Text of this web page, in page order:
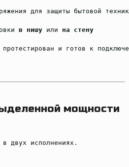
для защиты бытовой
в нишу или на стену
и готов к
мощности
в двух исполнениях.